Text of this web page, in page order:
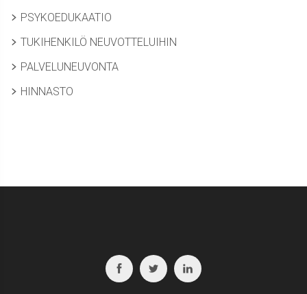
PSYKOEDUKAATIO
TUKIHENKILÖ NEUVOTTELUIHIN
PALVELUNEUVONTA
HINNASTO
FacebookTwitter